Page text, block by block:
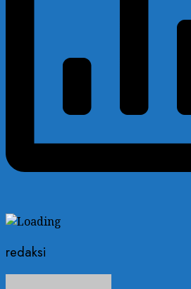
redaksi